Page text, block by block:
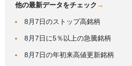
他の最新データをチェック →
8月7日のストップ高銘柄
8月7日に5％以上の急騰銘柄
8月7日の年初来高値更新銘柄